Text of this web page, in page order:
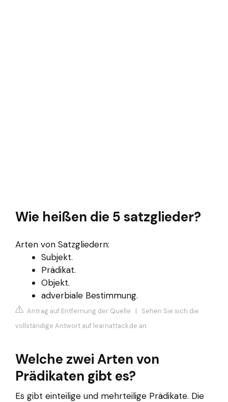
Wie heißen die 5 satzglieder?
Arten von Satzgliedern:
Subjekt.
Prädikat.
Objekt.
adverbiale Bestimmung.
Antrag auf Entfernung der Quelle | Sehen Sie sich die
vollständige Antwort auf learnattack.de an
Welche zwei Arten von
Prädikaten gibt es?
Es gibt einteilige und mehrteilige Prädikate. Die